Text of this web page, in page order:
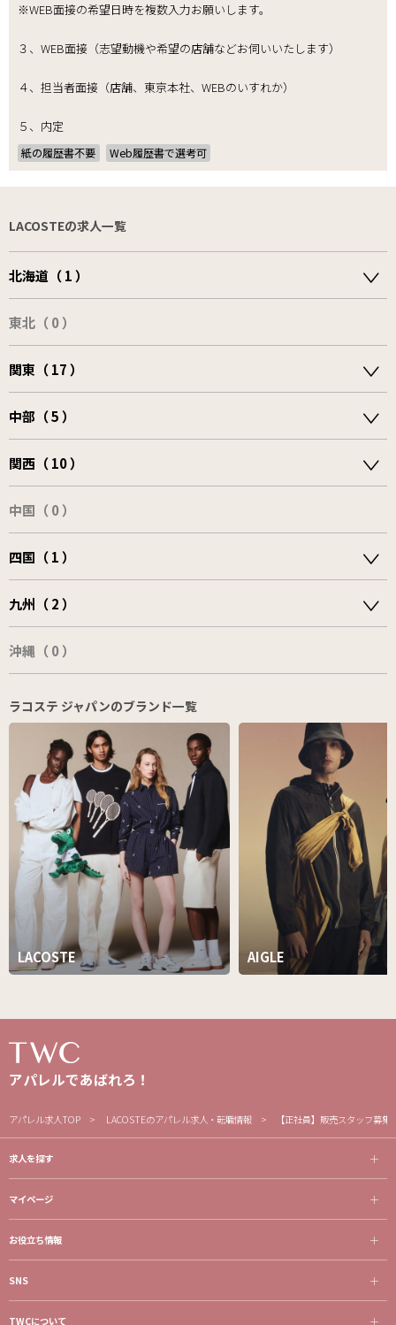
※WEB面接の希望日時を複数入力お願いします。
３、WEB面接（志望動機や希望の店舗などお伺いいたします）
４、担当者面接（店舗、東京本社、WEBのいすれか）
５、内定
紙の履歴書不要 Web履歴書で選考可
LACOSTEの求人一覧
北海道（ 1 ）
東北（ 0 ）
関東（ 17 ）
中部（ 5 ）
関西（ 10 ）
中国（ 0 ）
四国（ 1 ）
九州（ 2 ）
沖縄（ 0 ）
ラコステ ジャパンのブランド一覧
LACOSTE AIGLE
アパレルであばれろ！
アパレル求人TOP LACOSTEのアパレル求人・転職情報 【正社員】販売スタッフ
求人を探す
マイページ
お役立ち情報
SNS
TWCについて